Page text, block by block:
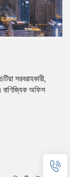
সরবরাহকারী,
বাণিজ্যিক অফিস